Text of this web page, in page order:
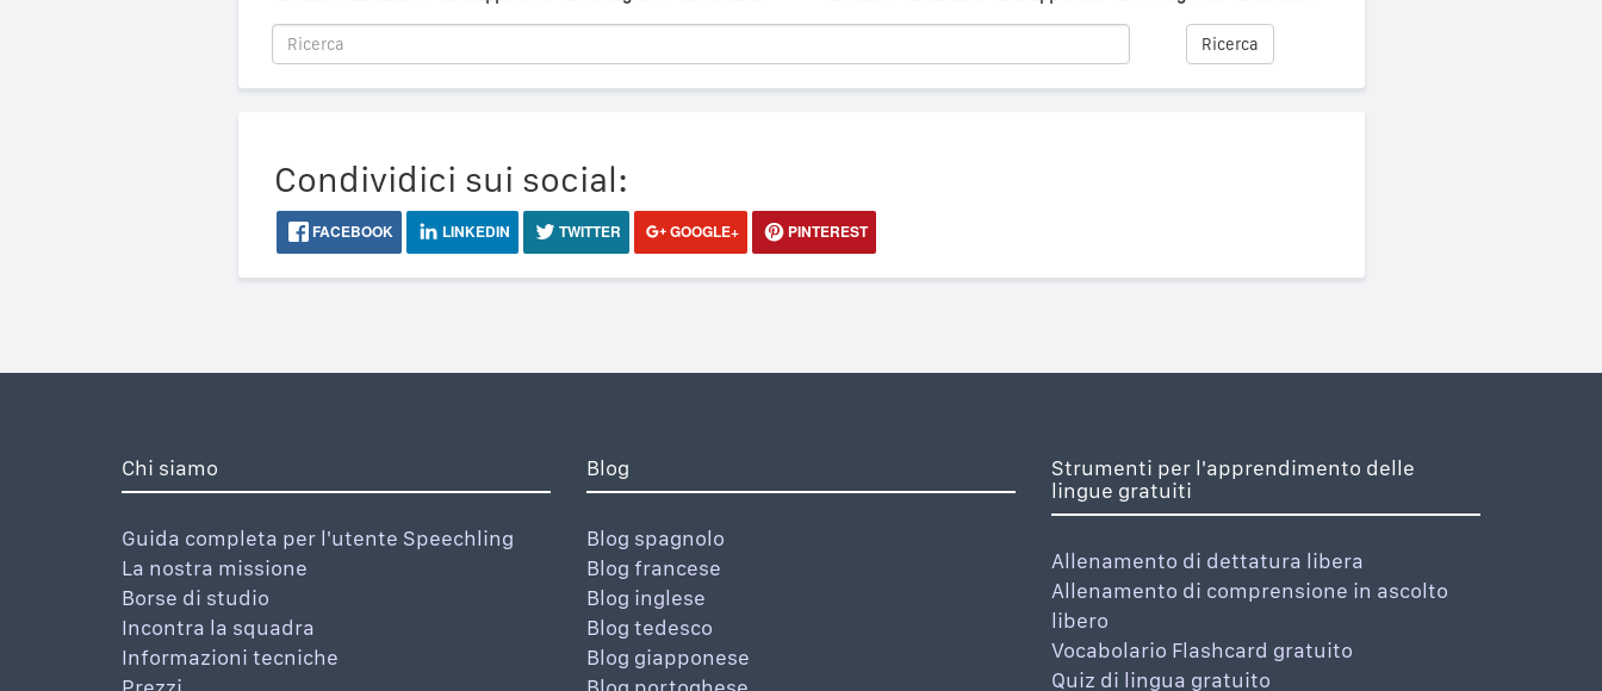
Ricerca
Condividici sui social:
FACEBOOK LINKEDIN TWITTER GOOGLE+ PINTEREST
Chi siamo
Guida completa per l'utente Speechling
La nostra missione
Borse di studio
Incontra la squadra
Informazioni tecniche
Blog
Blog spagnolo
Blog francese
Blog inglese
Blog tedesco
Blog giapponese
Strumenti per l'apprendimento delle
lingue gratuiti
Allenamento di dettatura libera
Allenamento di comprensione in ascolto
libero
Vocabolario Flashcard gratuito
Quiz di lingua gratuito